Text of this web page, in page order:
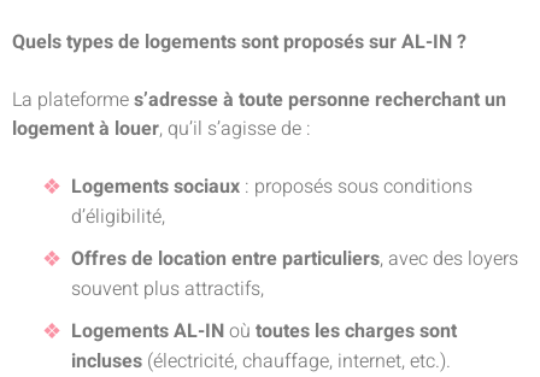
Quels types de logements sont proposés sur AL-IN ?
La plateformes’adresse à toute personne recherchant un
logement à louer, qu’il s’agisse de :
Logements sociaux : proposés sous conditions
d’éligibilité,
Offres de location entre particuliers, avec des loyers
souvent plus attractifs,
Logements AL-INoù toutes les charges sont
incluses (électricité, chauffage, internet, etc.).